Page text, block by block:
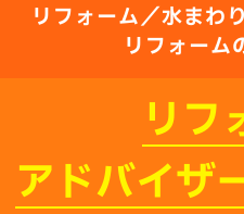
リフォーム／水まわ
リフォーム
リフ
アドバイザ